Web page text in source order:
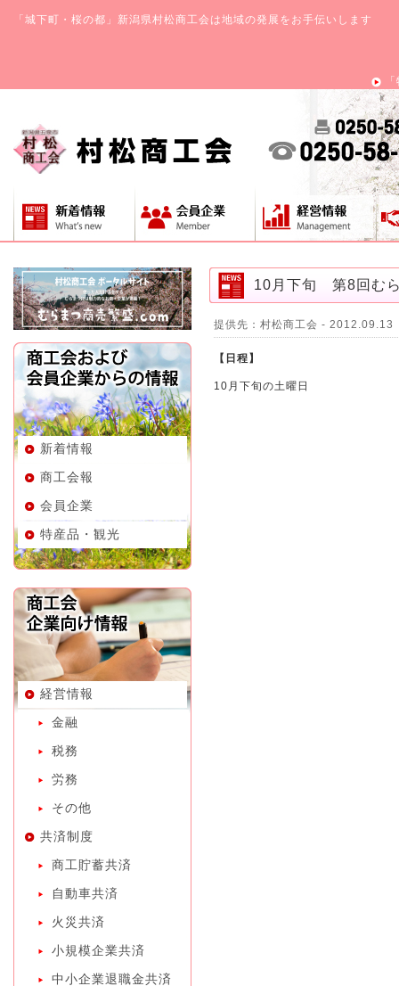
「城下町・桜の都」新潟県村松商工会は地域の発展をお手伝いします
新着情報
商工会報
会員企業
特産品・観光
経営情報
金融
税務
労務
その他
共済制度
商工貯蓄共済
自動車共済
火災共済
小規模企業共済
中小企業退職金共済
10月下旬 第8回む
提供先：村松商工会 - 2012.09.13
【日程】
10月下旬の土曜日